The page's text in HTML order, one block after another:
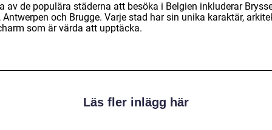
av de populära städerna att besöka i Belgien inkluderar
Antwerpen och Brugge. Varje stad har sin unika karaktär,
som är värda att upptäcka.
Läs fler inlägg här